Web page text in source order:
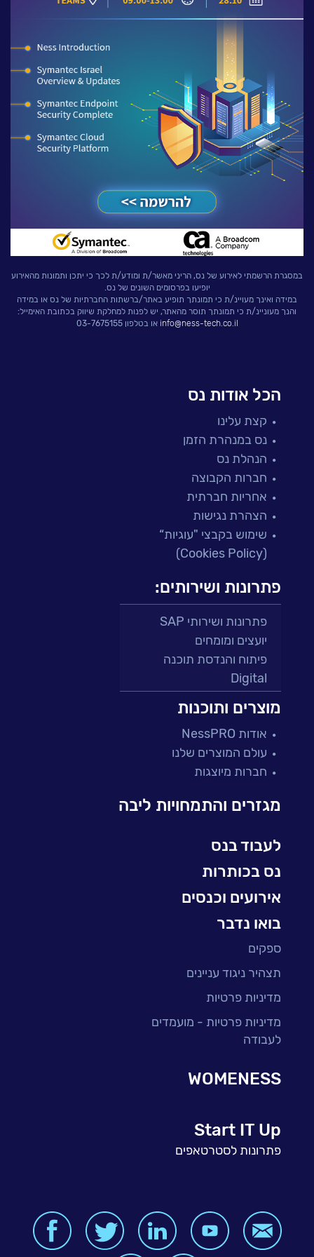
לעבוד בנס
אירועים וכנסים
נס בכותרות
וובינרים מומלצים
דברו איתנו
במסגרת הרשמתי לאירוע של נס, הריני מאשר/ת ומודע/ת לכך כי יתכן ותמונות מהאירוע
יופיעו בפרסומים השונים של נס.
במידה ואינך מעויינ/ת כי תמונתך תופיע באתר/ברשתות החברתיות של נס או במידה
והנך מעוניינ/ת כי תמונתך תוסר מהאתר, יש לפנות למחלקת שיווק בכתובת האימייל:
info@ness-tech.co.il או בטלפון 03-7675155
הכל אודות נס
קצת עלינו
נס במנהרת הזמן
הנהלת נס
חברות הקבוצה
אחריות חברתית
הצהרת נגישות
שימוש בקבצי "עוגיות“
(Cookies Policy)
פתרונות ושירותים:
פתרונות ושירותי SAP
יועצים ומומחים
פיתוח והנדסת תוכנה
Digital
פתרונות למגזר הפיננסי
מיקור חוץ ושירותים מנוהלים
בדיקות והבטחת איכות
עולמות הענן
עולמות הסייבר
BI, Analytics & Big-Data
מוצרים ותוכנות
אודות NessPRO
עולם המוצרים שלנו
חברות מיוצגות
מגזרים והתמחויות ליבה
לעבוד בנס
נס בכותרות
אירועים וכנסים
בואו נדבר
ספקים
תצהיר ניגוד עניינים
מדיניות פרטיות
מדיניות פרטיות - מועמדים
לעבודה
WOMENESS
Start IT Up
פתרונות לסטרטאפים